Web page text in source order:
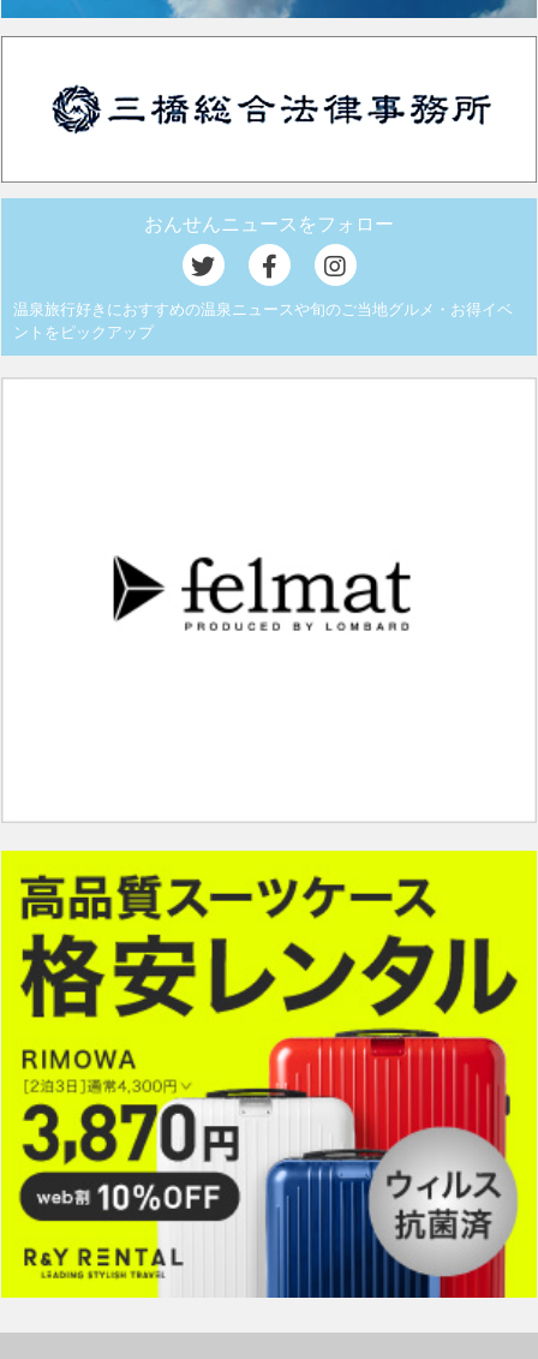
おんせんニュースをフォロー
温泉旅行好きにおすすめの温泉ニュースや旬のご当地グルメ・お得イベ
ントをピックアップ